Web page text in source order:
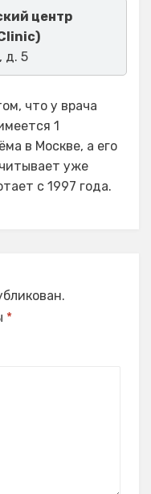
центр
д. 5
что у врача
1
в Москве, а его
уже
с 1997 года.
*